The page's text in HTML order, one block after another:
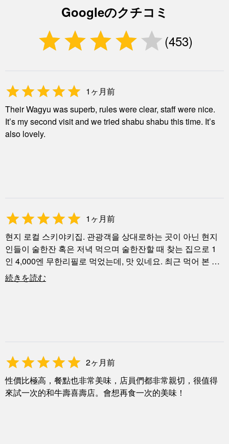
Googleのクチコミ
(453)
1ヶ月前
Their Wagyu was superb, rules were clear, staff were nice.
It’s my second visit and we tried shabu shabu this time. It’s
also lovely.
1ヶ月前
현지 로컬 스키야키집. 관광객을 상대로하는 곳이 아닌 현지
인들이 술한잔 혹은 저녁 먹으며 술한잔할 때 찾는 집으로 1
인 4,000엔 무한리필로 먹었는데, 맛 있네요. 최근 먹어 본 스
키야키중 가장 맛 있게 먹음. 일단 고기의 질이 너무 좋고, 스
키야키 소스를 직접 만드신다고 하는데... 고기랑 어우러지는
続きを読む
2ヶ月前
性價比極高，餐點也非常美味，店員們都非常親切，很值得
來試一次的和牛壽喜壽店。會想再食一次的美味！